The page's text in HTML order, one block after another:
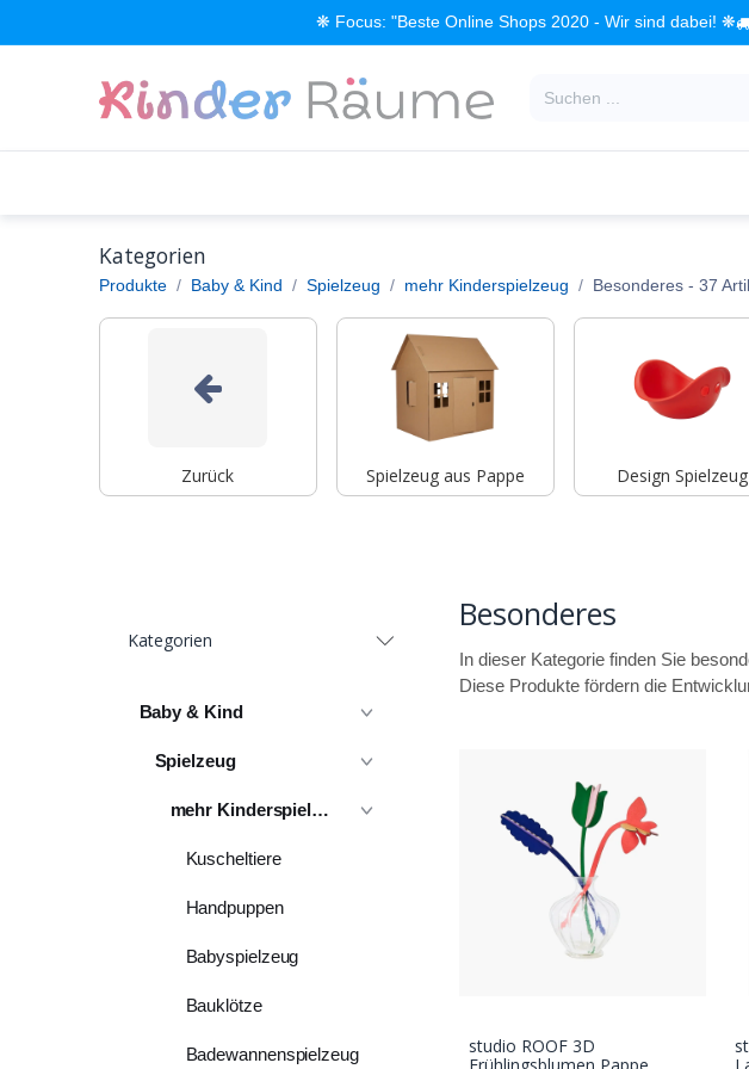
❋ Focus: "Beste Online Shops 2020 - Wir sind dabei! ❋
Kategorien
Produkte Baby & Kind Spielzeug mehr Kinderspielzeug Besonderes- 37
Zurück Spielzeug aus Pappe Design Spielzeug
Kategorien
Baby & Kind
Spielzeug
mehr Kinderspielzeug
Kuscheltiere
Handpuppen
Babyspielzeug
Bauklötze
Badewannenspielzeug
Besonderes
In dieser Kategorie finden Sie
Diese Produkte fördern die
In den
studio ROOF 3D